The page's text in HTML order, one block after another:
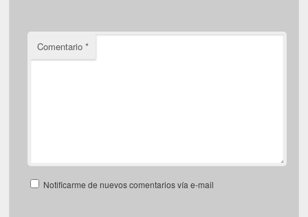
Comentario*
Notificarme de nuevos comentarios vía e-mail